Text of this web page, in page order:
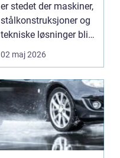
er stedet der maskiner,
stålkonstruksjoner og
tekniske løsninger blir
holdt i g...
02 maj 2026